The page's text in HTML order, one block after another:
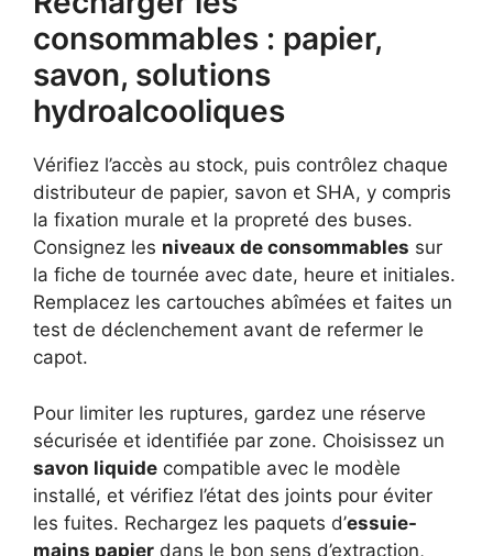
consommables : papier,
savon, solutions
hydroalcooliques
Vérifiez l’accès au stock, puis contrôlez chaque
distributeur de papier, savon et SHA, y compris
la fixation murale et la propreté des buses.
Consignez les niveaux de consommables sur
la fiche de tournée avec date, heure et initiales.
Remplacez les cartouches abîmées et faites un
test de déclenchement avant de refermer le
capot.
Pour limiter les ruptures, gardez une réserve
sécurisée et identifiée par zone. Choisissez un
savon liquide compatible avec le modèle
installé, et vérifiez l’état des joints pour éviter
les fuites. Rechargez les paquets d’essuie-
mains papier dans le bon sens d’extraction,